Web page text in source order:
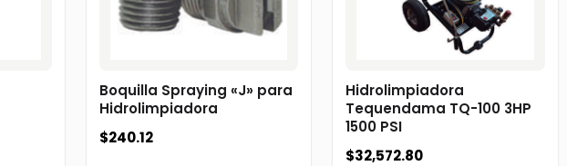
Boquilla Spraying «J» para
Hidrolimpiadora
$240.12
Hidrolimpiadora
Tequendama TQ-100 3HP
1500 PSI
$32,572.80